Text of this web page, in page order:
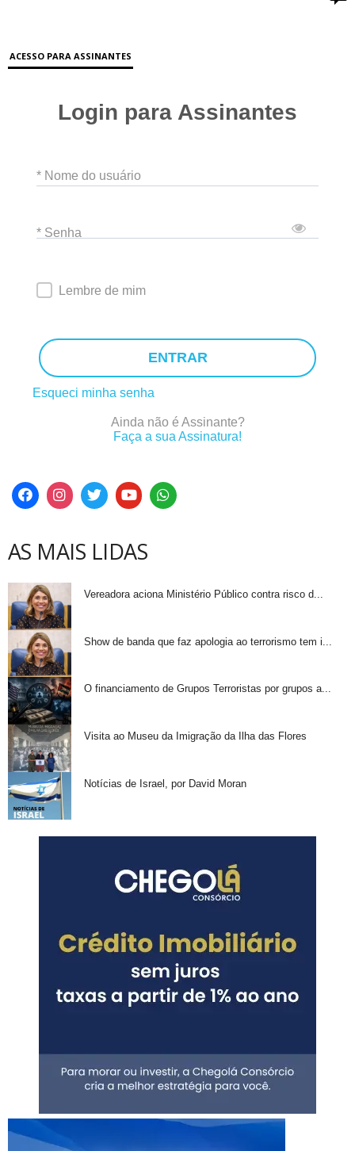
ACESSO PARA ASSINANTES
Login para Assinantes
* Nome do usuário
* Senha
Lembre de mim
ENTRAR
Esqueci minha senha
Ainda não é Assinante?
Faça a sua Assinatura!
AS MAIS LIDAS
Vereadora aciona Ministério Público contra risco d...
Show de banda que faz apologia ao terrorismo tem i...
O financiamento de Grupos Terroristas por grupos a...
Visita ao Museu da Imigração da Ilha das Flores
Notícias de Israel, por David Moran